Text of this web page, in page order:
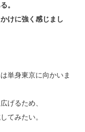
。
けに強く感じまし
単身東京に向かいま
げるため、
てみたい。